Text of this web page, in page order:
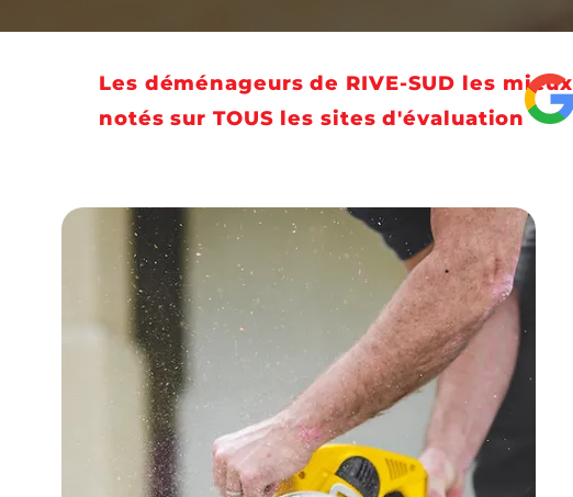
Les déménageurs de RIVE-SUD les mieux
notés sur TOUS les sites d'évaluation